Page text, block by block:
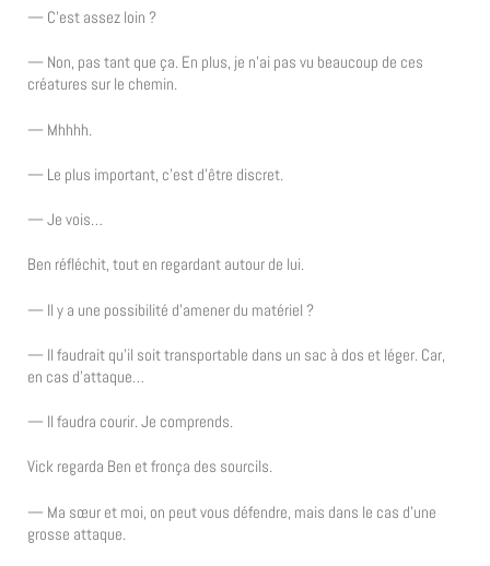
— C’est assez loin ?
— Non, pas tant que ça. En plus, je n’ai pas vu beaucoup de ces
créatures sur le chemin.
— Mhhhh.
— Le plus important, c’est d’être discret.
— Je vois…
Ben réfléchit, tout en regardant autour de lui.
— Il y a une possibilité d’amener du matériel ?
— Il faudrait qu’il soit transportable dans un sac à dos et léger. Car,
en cas d’attaque…
— Il faudra courir. Je comprends.
Vick regarda Ben et fronça des sourcils.
— Ma sœur et moi, on peut vous défendre, mais dans le cas d’une
grosse attaque.